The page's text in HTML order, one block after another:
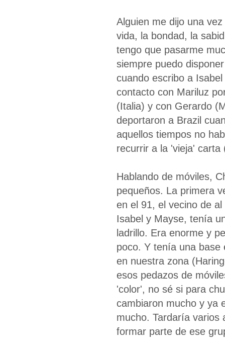
Alguien me dijo una
vida, la bondad, la
tengo que pasarme
siempre puedo
cuando escribo a
contacto con Mariluz
(Italia) y con Gerardo
deportaron a Brazil
aquellos tiempos no
recurrir a la 'vieja' carta
Hablando de móviles,
pequeños. La primera
en el 91, el vecino de
Isabel y Mayse, tenía
ladrillo. Era enorme y
poco. Y tenía una
en nuestra zona
esos pedazos de
'color', no sé si para
cambiaron mucho y ya
mucho. Tardaría varios
formar parte de ese